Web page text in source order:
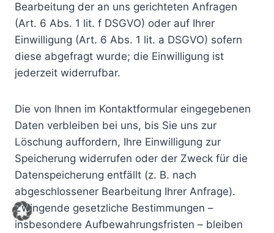
Bearbeitung der an uns gerichteten Anfragen
(Art. 6 Abs. 1 lit. f DSGVO) oder auf Ihrer
Einwilligung (Art. 6 Abs. 1 lit. a DSGVO) sofern
diese abgefragt wurde; die Einwilligung ist
jederzeit widerrufbar.
Die von Ihnen im Kontaktformular eingegebenen
Daten verbleiben bei uns, bis Sie uns zur
Löschung auffordern, Ihre Einwilligung zur
Speicherung widerrufen oder der Zweck für die
Datenspeicherung entfällt (z. B. nach
abgeschlossener Bearbeitung Ihrer Anfrage).
Zwingende gesetzliche Bestimmungen –
insbesondere Aufbewahrungsfristen – bleiben